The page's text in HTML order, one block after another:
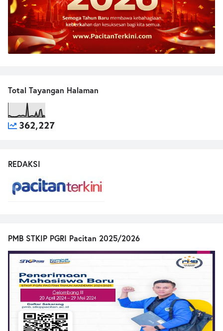
Total Tayangan Halaman
362,227
REDAKSI
PMB STKIP PGRI Pacitan 2025/2026